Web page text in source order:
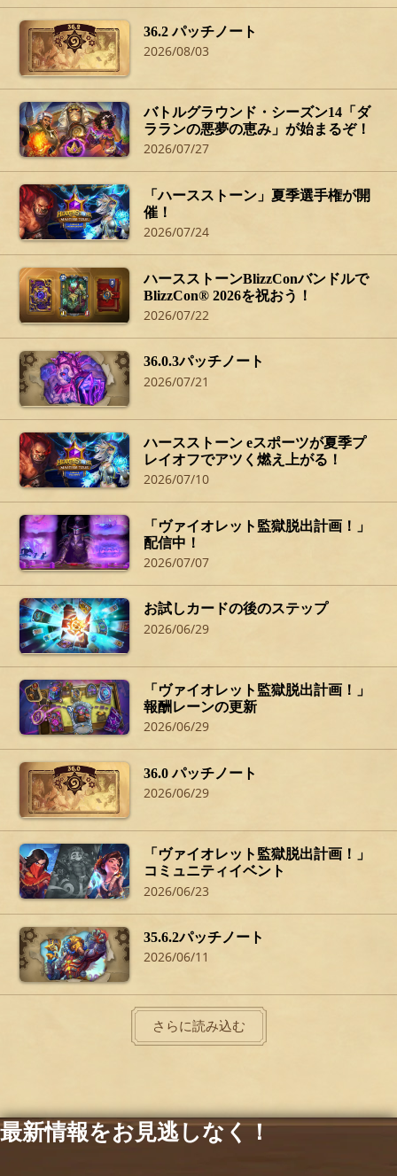
36.2 パッチノート
2026/08/03
バトルグラウンド・シーズン14「ダ
ラランの悪夢の恵み」が始まるぞ！
2026/07/27
「ハースストーン」夏季選手権が開
催！
2026/07/24
ハースストーンBlizzConバンドルで
BlizzCon® 2026を祝おう！
2026/07/22
36.0.3パッチノート
2026/07/21
ハースストーン eスポーツが夏季プ
レイオフでアツく燃え上がる！
2026/07/10
「ヴァイオレット監獄脱出計画！」
配信中！
2026/07/07
お試しカードの後のステップ
2026/06/29
「ヴァイオレット監獄脱出計画！」
報酬レーンの更新
2026/06/29
36.0 パッチノート
2026/06/29
「ヴァイオレット監獄脱出計画！」
コミュニティイベント
2026/06/23
35.6.2パッチノート
2026/06/11
さらに読み込む
最新情報をお見逃しなく！